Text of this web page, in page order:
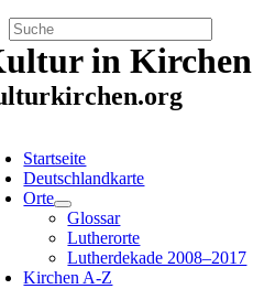
Zum
Inhalt
springen
in Kirchen
Startseite
Deutschlandkarte
Orte
Glossar
Lutherorte
Lutherdekade 2008–2017
Kirchen A-Z